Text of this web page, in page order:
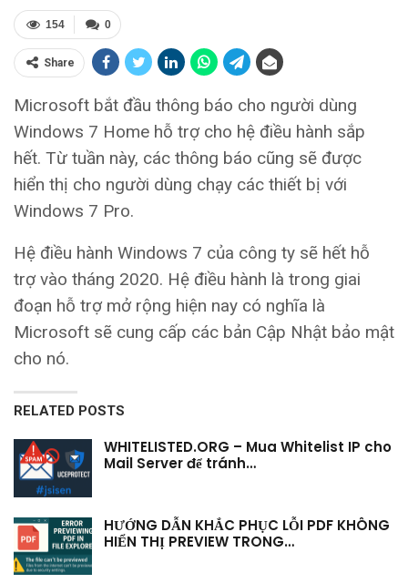
0
154
Share
Microsoft bắt đầu thông báo cho người dùng
Windows 7 Home hỗ trợ cho hệ điều hành sắp
hết. Từ tuần này, các thông báo cũng sẽ được
hiển thị cho người dùng chạy các thiết bị với
Windows 7 Pro.
Hệ điều hành Windows 7 của công ty sẽ hết hỗ
trợ vào tháng 2020. Hệ điều hành là trong giai
đoạn hỗ trợ mở rộng hiện nay có nghĩa là
Microsoft sẽ cung cấp các bản Cập Nhật bảo mật
cho nó.
RELATED POSTS
WHITELISTED.ORG – Mua Whitelist IP cho
Mail Server để tránh…
HƯỚNG DẪN KHẮC PHỤC LỖI PDF KHÔNG
HIỂN THỊ PREVIEW TRONG…